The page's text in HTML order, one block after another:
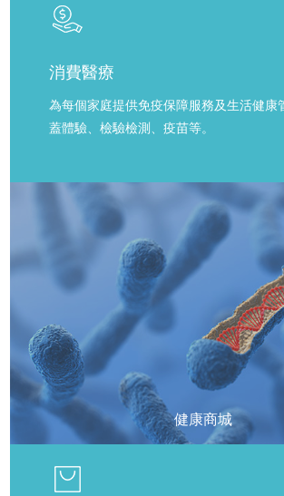
消費醫療
為每個家庭提供免疫保障服務及生活健康
蓋體驗、檢驗檢測、疫苗等。
健康商城